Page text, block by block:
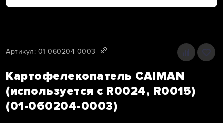
Артикул: 01-060204-0003
Картофелекопатель CAIMAN
(используется с R0024, R0015)
(01-060204-0003)